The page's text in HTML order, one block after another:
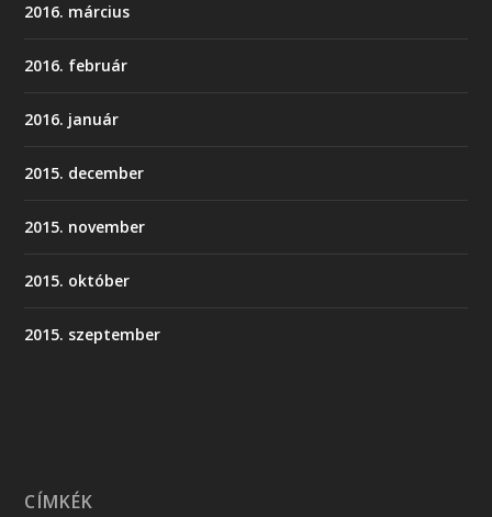
2016. március
2016. február
2016. január
2015. december
2015. november
2015. október
2015. szeptember
CÍMKÉK